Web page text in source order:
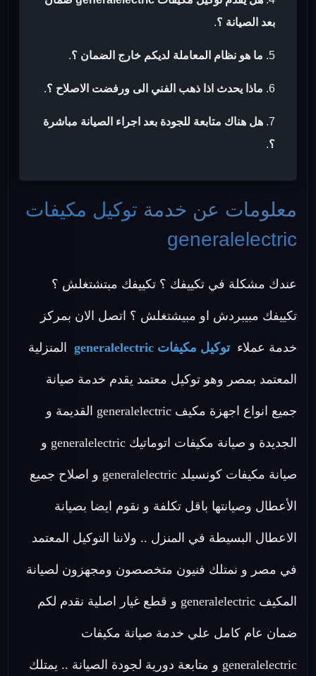
بعد الصيانة ؟.
ما هو نظام المعاملة لديكم خارج الضمان ؟.
ماذا يحدث اذا ذهب الفني الى ورفضت الاصلاح ؟.
هل هناك متابعة للجودة بعد اجراء الصيانة مباشرة
؟.
معلومات عن خدمة توكيل مكيفات
generalelectric
عندك مشكلة في تكييفك ؟ تكييفك مبتشتغلش ؟
تكييفك مبيبردش او مبيشتغلش ؟ اتصل الان بمركز
خدمة عملاء توكيل مكيفات generalelectric المنزلية
المعتمد بمصر وهو توكيل معتمد يقدم خدمة صيانة
جميع انواع اجهزة مكيف generalelectric القديمة و
الجديدة و صيانة مكيفات اتوماتيك generalelectric و
صيانة مكيفات كونسيلد generalelectric و اصلاح جميع
الأعطال وصيانتها باقل تكلفة و نقوم ايضا بصيانة
الاعطال البسيطة في المنزل .. ولاننا التوكيل المعتمد
في مصر و نمتلك فنيون متخصصون ومجهزون لصيانة
المكيف generalelectric و قطع غيار اصلية نقدم لكم
ضمان عام كامل علي خدمة صيانة مكيفات
generalelectric و متابعة دورية لجودة الصيانة .. يمتلك